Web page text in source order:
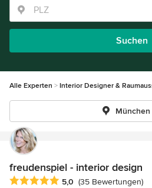
Suchen
Alle Experten Interior Designer &
München
freudenspiel - interior design
Durchschnittliche Bewertung: 5
5,0 (35 Bewertungen)